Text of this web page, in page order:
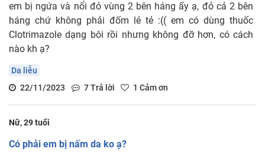
em bị ngứa và nổi đỏ vùng 2 bên háng ấy ạ, đỏ cả 2 bên
háng chứ không phải đốm lẻ tẻ :(( em có dùng thuốc
Clotrimazole dạng bôi rồi nhưng không đỡ hơn, có cách
nào kh ạ?
Da liễu
22/11/2023
7Trả lời 1 Cảm ơn
Nữ, 29 tuổi
Có phải em bị nấm da ko ạ?